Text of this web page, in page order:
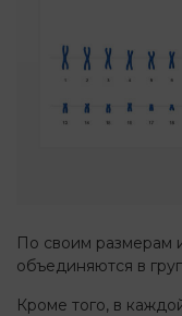
По своим размерам
объединяются в
Кроме того, в